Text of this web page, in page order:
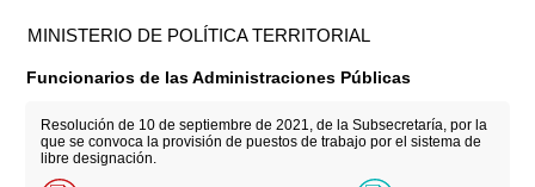
MINISTERIO DE POLÍTICA TERRITORIAL
Funcionarios de las Administraciones Públicas
Resolución de 10 de septiembre de 2021, de la Subsecretaría, por la
que se convoca la provisión de puestos de trabajo por el sistema de
libre designación.